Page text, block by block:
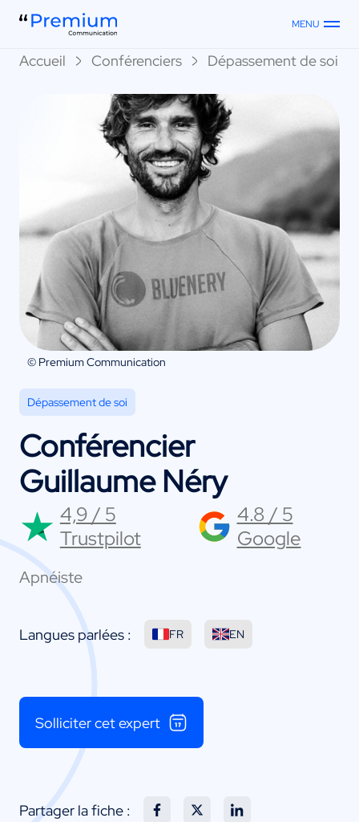
MENU
Accueil Conférenciers Dépassement de soi
© Premium Communication
Dépassement de soi
Conférencier
Guillaume Néry
4,9 / 5
Trustpilot
4.8 / 5
Google
Apnéiste
Langues parlées : FR EN
Solliciter cet expert
Partager la fiche :